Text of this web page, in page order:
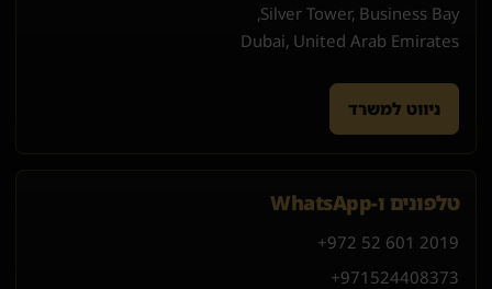
Silver Tower, Business Bay,
Dubai, United Arab Emirates
ניווט למשרד
טלפונים ו-WhatsApp
+972 52 601 2019
+971 524408373